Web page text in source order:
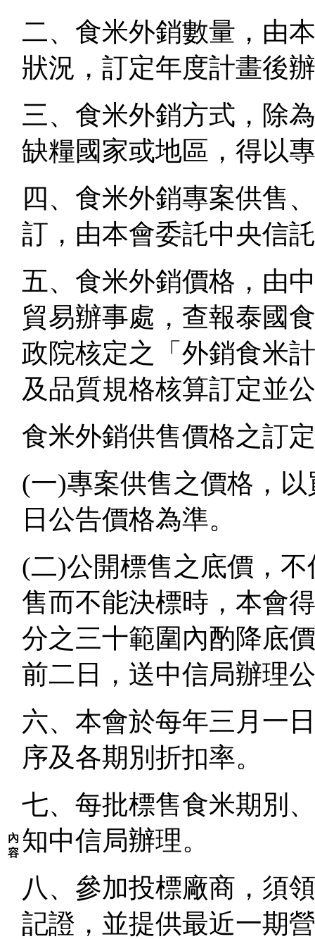
內
容
二、食米外銷數量，由
狀況，訂定年度計畫後
三、食米外銷方式，除
缺糧國家或地區，得以
四、食米外銷專案供售
訂，由本會委託中央信
五、食米外銷價格，由
貿易辦事處，查報泰國
政院核定之「外銷食米
及品質規格核算訂定並
食米外銷供售價格之訂
(一)專案供售之價格，
日公告價格為準。
(二)公開標售之底價，
售而不能決標時，本會
分之三十範圍內酌降底
前二日，送中信局辦理
六、本會於每年三月一
序及各期別折扣率。
七、每批標售食米期別
知中信局辦理。
八、參加投標廠商，須
記證，並提供最近一期